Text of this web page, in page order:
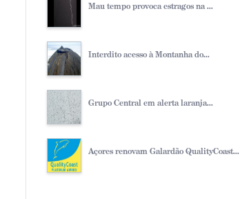
Mau tempo provoca estragos na ...
Interdito acesso à Montanha do...
Grupo Central em alerta laranja...
Açores renovam Galardão QualityCoast...